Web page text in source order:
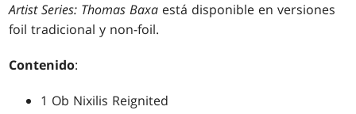
Artist Series: Thomas Baxa está disponible en versiones
foil tradicional y non-foil.
Contenido:
1 Ob Nixilis Reignited